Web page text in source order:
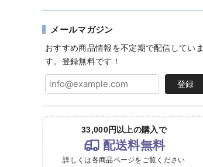
メールマガジン
おすすめ商品情報を不定期で配信していま
す。登録無料です！
登録
33,000円以上の購入で
配送料無料
詳しくは各商品ページをご覧ください